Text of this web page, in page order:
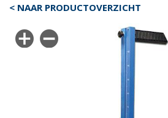
< NAAR PRODUCTOVERZICHT